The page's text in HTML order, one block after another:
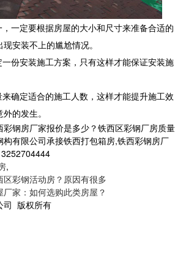
一定要根据房屋的大小和尺寸来准备合适的
安装不上的尴尬情况。
份安装施工方案，只有这样才能保证安装施
确定适合的施工人数，这样才能提升施工效
的发生。
钢房厂家报价是多少？铁西区彩钢厂房质量
有限公司承接铁西打包箱房,铁西彩钢房厂
,
区彩钢活动房？原因有很多
家：如何选购此类房屋？
司 版权所有